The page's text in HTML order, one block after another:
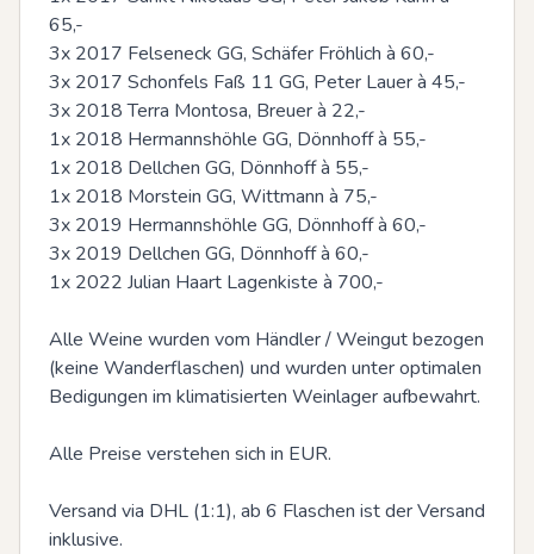
65,-
3x 2017 Felseneck GG, Schäfer Fröhlich à 60,-
3x 2017 Schonfels Faß 11 GG, Peter Lauer à 45,-
3x 2018 Terra Montosa, Breuer à 22,-
1x 2018 Hermannshöhle GG, Dönnhoff à 55,-
1x 2018 Dellchen GG, Dönnhoff à 55,-
1x 2018 Morstein GG, Wittmann à 75,-
3x 2019 Hermannshöhle GG, Dönnhoff à 60,-
3x 2019 Dellchen GG, Dönnhoff à 60,-
1x 2022 Julian Haart Lagenkiste à 700,-
Alle Weine wurden vom Händler / Weingut bezogen
(keine Wanderflaschen) und wurden unter optimalen
Bedigungen im klimatisierten Weinlager aufbewahrt.
Alle Preise verstehen sich in EUR.
Versand via DHL (1:1), ab 6 Flaschen ist der Versand
inklusive.